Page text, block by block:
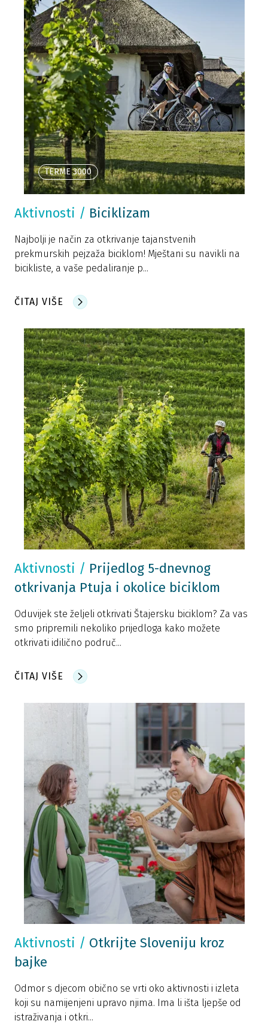
TERME 3000
Aktivnosti / Biciklizam
Najbolji je način za otkrivanje tajanstvenih
prekmurskih pejzaža biciklom! Mještani su navikli na
bicikliste, a vaše pedaliranje p...
ČITAJ VIŠE
Aktivnosti / Prijedlog 5-dnevnog
otkrivanja Ptuja i okolice biciklom
Oduvijek ste željeli otkrivati Štajersku biciklom? Za vas
smo pripremili nekoliko prijedloga kako možete
otkrivati idilično područ...
ČITAJ VIŠE
Aktivnosti / Otkrijte Sloveniju kroz
bajke
Odmor s djecom obično se vrti oko aktivnosti i izleta
koji su namijenjeni upravo njima. Ima li išta ljepše od
istraživanja i otkri...